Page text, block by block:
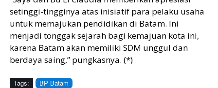
setinggi-tingginya atas inisiatif para pelaku usaha
untuk memajukan pendidikan di Batam. Ini
menjadi tonggak sejarah bagi kemajuan kota ini,
karena Batam akan memiliki SDM unggul dan
berdaya saing,” pungkasnya. (*)
Tags: BP Batam